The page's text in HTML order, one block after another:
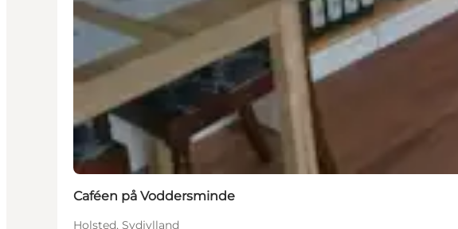
Caféen på Voddersminde
Holsted, Sydjylland